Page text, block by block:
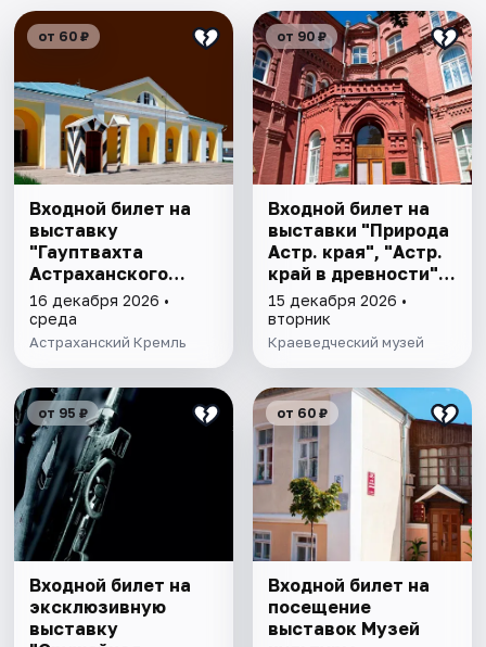
от 60 ₽
Входной билет на
выставку
"Гауптвахта
Астраханского
гарнизона. XIX в."
16 декабря 2026 •
среда
Астраханский Кремль
от 90 ₽
Входной билет на
выставки "Природа
Астр. края", "Астр.
край в древности",
"Заселение Астр.
края"
15 декабря 2026 •
вторник
Краеведческий музей
от 95 ₽
Входной билет на
эксклюзивную
выставку
от 60 ₽
Входной билет на
посещение
выставок Музей